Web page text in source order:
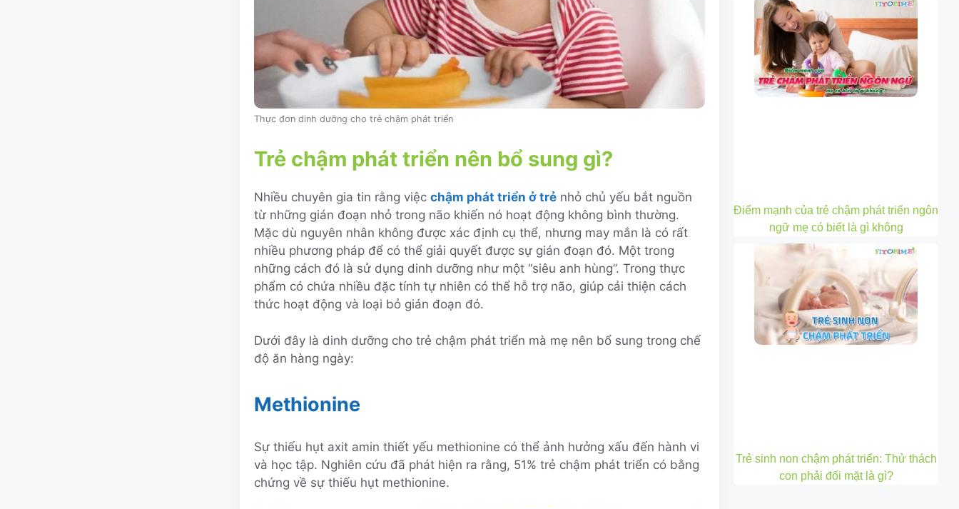
Thực đơn dinh dưỡng cho trẻ chậm phát triển
Trẻ chậm phát triển nên bổ sung gì?
Nhiều chuyên gia tin rằng việc chậm phát triển ở trẻ nhỏ chủ yếu bắt nguồn
từ những gián đoạn nhỏ trong não khiến nó hoạt động không bình thường.
Mặc dù nguyên nhân không được xác định cụ thể, nhưng may mắn là có rất
nhiều phương pháp để có thể giải quyết được sự gián đoạn đó. Một trong
những cách đó là sử dụng dinh dưỡng như một “siêu anh hùng”. Trong thực
phẩm có chứa nhiều đặc tính tự nhiên có thể hỗ trợ não, giúp cải thiện cách
thức hoạt động và loại bỏ gián đoạn đó.
Dưới đây là dinh dưỡng cho trẻ chậm phát triển mà mẹ nên bổ sung trong chế
độ ăn hàng ngày:
Methionine
Sự thiếu hụt axit amin thiết yếu methionine có thể ảnh hưởng xấu đến hành vi
và học tập. Nghiên cứu đã phát hiện ra rằng, 51% trẻ chậm phát triển có bằng
chứng về sự thiếu hụt methionine.
Điểm mạnh của trẻ chậm phát triển ngôn
ngữ mẹ có biết là gì không
Trẻ sinh non chậm phát triển: Thử thách
con phải đối mặt là gì?